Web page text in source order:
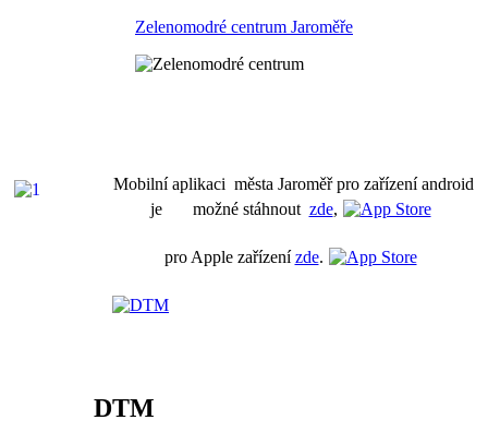
Zelenomodré centrum Jaroměře
Mobilní aplikaci města Jaroměř pro zařízení android
je možné stáhnout zde,
pro Apple zařízenízde.
DTM